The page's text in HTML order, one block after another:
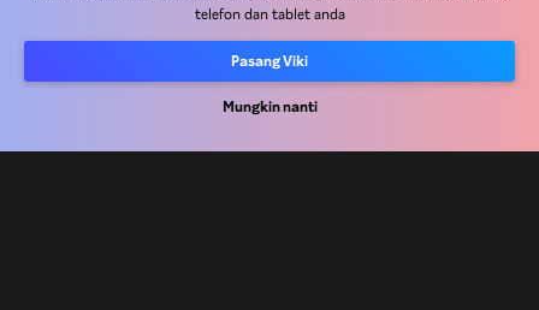
telefon dan tablet anda
Pasang Viki
Mungkin nanti
Rakan Kongsi Pengedaran
Pengiklan